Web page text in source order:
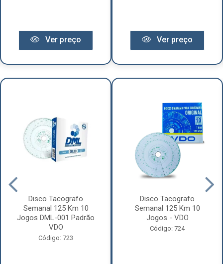
Ver preço Ver preço
Disco Tacografo
Semanal 125 Km 10
Jogos DML-001 Padrão
VDO
Código: 723
Disco Tacografo
Semanal 125 Km 10
Jogos - VDO
Código: 724